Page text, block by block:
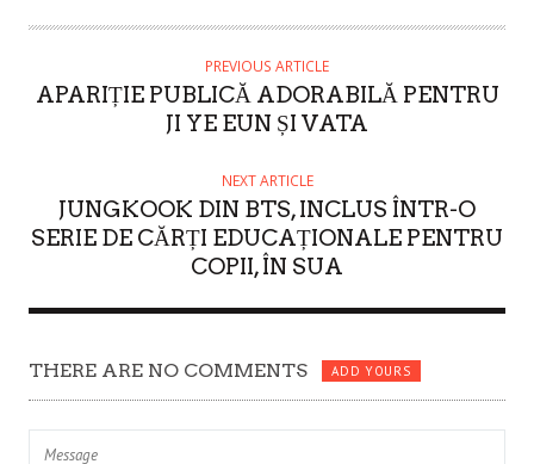
H
R
PREVIOUS ARTICLE
APARIȚIE PUBLICĂ ADORABILĂ PENTRU
JI YE EUN ȘI VATA
NEXT ARTICLE
JUNGKOOK DIN BTS, INCLUS ÎNTR-O
SERIE DE CĂRȚI EDUCAȚIONALE PENTRU
COPII, ÎN SUA
THERE ARE NO COMMENTS ADD YOURS